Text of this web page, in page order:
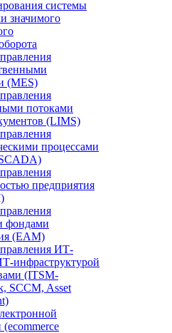
системы
значимого
(MES)
потоками
(LIMS)
процессами
предприятия
фондами
(EAM)
ИТ-
инфраструктурой
(ITSM-
SCCM, Asset